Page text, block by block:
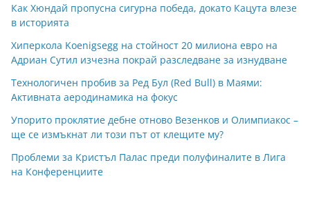
Как Хюндай пропусна сигурна победа, докато Кацута влезе
в историята
Хиперкола Koenigsegg на стойност 20 милиона евро на
Адриан Сутил изчезна покрай разследване за изнудване
Технологичен пробив за Ред Бул (Red Bull) в Маями:
Активната аеродинамика на фокус
Упорито проклятие дебне отново Везенков и Олимпиакос –
ще се измъкнат ли този път от клещите му?
Проблеми за Кристъл Палас преди полуфиналите в Лига
на Конференциите